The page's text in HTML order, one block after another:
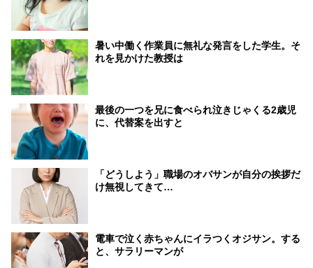
暑い中働く作業員に無礼な発言をした学生。そ
れを見かけた教授は
最後の一つを兄に食べられ泣きじゃくる2歳児
に、代替案を出すと
「どうしよう」職場のオバサンが自分の挨拶だ
け無視してきて…
電車で泣く赤ちゃんにイラつくオジサン。する
と、サラリーマンが